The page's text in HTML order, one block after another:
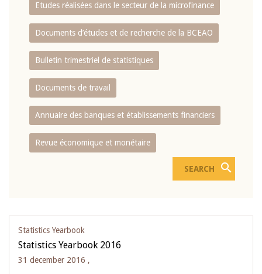
Etudes réalisées dans le secteur de la microfinance
Documents d’études et de recherche de la BCEAO
Bulletin trimestriel de statistiques
Documents de travail
Annuaire des banques et établissements financiers
Revue économique et monétaire
Statistics Yearbook
Statistics Yearbook 2016
31 december 2016 ,